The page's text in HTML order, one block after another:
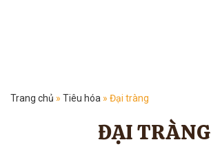
Trang chủ » Tiêu hóa » Đại tràng
ĐẠI TRÀNG